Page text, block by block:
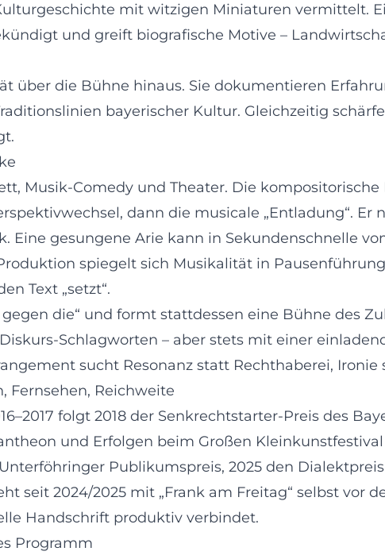
mit witzigen Miniaturen vermittelt.
und greift biografische Motive –
über die Bühne hinaus. Sie dokumentieren
bayerischer Kultur. Gleichzeitig
Musik-Comedy und Theater. Die
dann die musicale „Entladung“.
Eine gesungene Arie kann in Sekundenschnelle
spiegelt sich Musikalität in
Text „setzt“.
die“ und formt stattdessen eine Bühne des
Schlagworten – aber stets mit einer
sucht Resonanz statt Rechthaberei, Ironie
Fernsehen, Reichweite
folgt 2018 der Senkrechtstarter-Preis des
und Erfolgen beim Großen
Publikumspreis, 2025 den
seit 2024/2025 mit „Frank am Freitag“ selbst vor
Handschrift produktiv verbindet.
Programm